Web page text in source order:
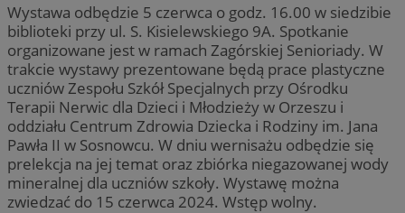
Wystawa odbędzie 5 czerwca o godz. 16.00 w siedzibie
biblioteki przy ul. S. Kisielewskiego 9A. Spotkanie
organizowane jest w ramach Zagórskiej Senioriady. W
trakcie wystawy prezentowane będą prace plastyczne
uczniów Zespołu Szkół Specjalnych przy Ośrodku
Terapii Nerwic dla Dzieci i Młodzieży w Orzeszu i
oddziału Centrum Zdrowia Dziecka i Rodziny im. Jana
Pawła II w Sosnowcu. W dniu wernisażu odbędzie się
prelekcja na jej temat oraz zbiórka niegazowanej wody
mineralnej dla uczniów szkoły. Wystawę można
zwiedzać do 15 czerwca 2024. Wstęp wolny.